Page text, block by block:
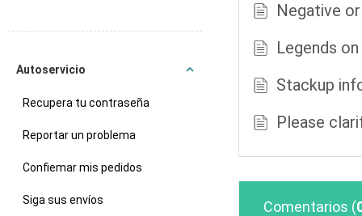
Negative
Legends
Stackup
Please
Comentarios (
Autoservicio
Recupera tu contraseña
Reportar un problema
Confiemar mis pedidos
Siga sus envíos